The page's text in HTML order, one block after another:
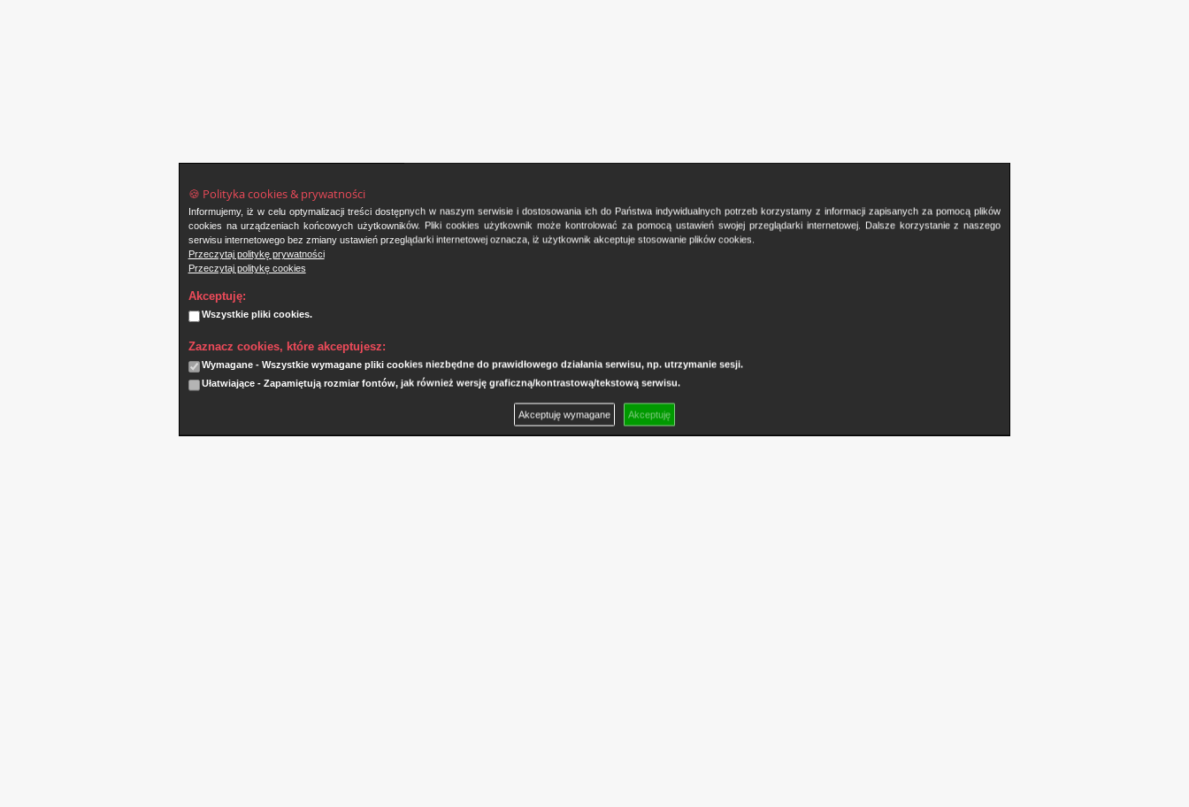
🍪 Polityka cookies & prywatności
Informujemy, iż w celu optymalizacji treści dostępnych w naszym serwisie i dostosowania ich do Państwa indywidualnych potrzeb korzystamy z informacji zapisanych za pomocą plików
cookies na urządzeniach końcowych użytkowników. Pliki cookies użytkownik może kontrolować za pomocą ustawień swojej przeglądarki internetowej. Dalsze korzystanie z naszego
serwisu internetowego bez zmiany ustawień przeglądarki internetowej oznacza, iż użytkownik akceptuje stosowanie plików cookies.
Przeczytaj politykę prywatności
Przeczytaj politykę cookies
Akceptuję:
Wszystkie pliki cookies.
Zaznacz cookies, które akceptujesz:
Wymagane - Wszystkie wymagane pliki cookies niezbędne do prawidłowego działania serwisu, np. utrzymanie sesji.
Ułatwiające - Zapamiętują rozmiar fontów, jak również wersję graficzną/kontrastową/tekstową serwisu.
Akceptuję wymagane Akceptuję